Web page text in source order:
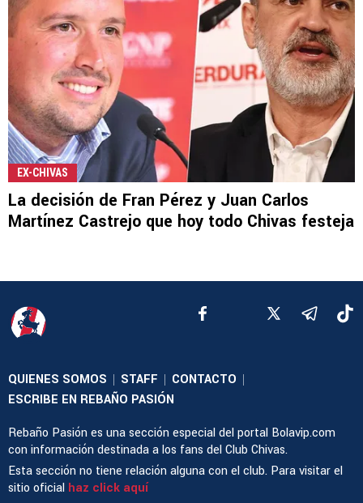
EX-CHIVAS
La decisión de Fran Pérez y Juan Carlos
Martínez Castrejo que hoy todo Chivas festeja
QUIENES SOMOS | STAFF | CONTACTO |
ESCRIBE EN REBAÑO PASIÓN
Rebaño Pasión es una sección especial del portal Bolavip.com
con información destinada a los fans del Club Chivas.
Esta sección no tiene relación alguna con el club. Para visitar el
sitio oficial haz click aquí